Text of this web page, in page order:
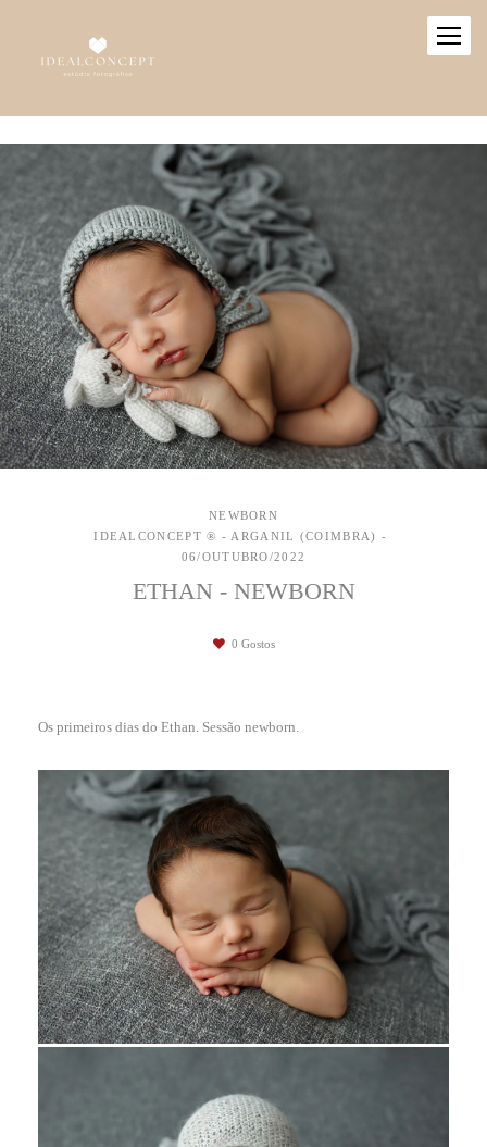
NEWBORN
IDEALCONCEPT ® - ARGANIL (COIMBRA)
06/OUTUBRO/2022
ETHAN - NEWBORN
0 Gostos
Os primeiros dias do Ethan. Sessão newborn.